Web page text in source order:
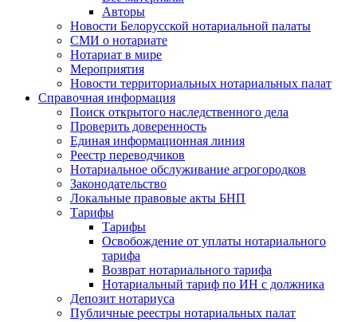
Авторы
Новости Белорусской нотариальной палаты
СМИ о нотариате
Нотариат в мире
Мероприятия
Новости территориальных нотариальных палат
Справочная информация
Поиск открытого наследственного дела
Проверить доверенность
Единая информационная линия
Реестр переводчиков
Нотариальное обслуживание агрогородков
Законодательство
Локальные правовые акты БНП
Тарифы
Тарифы
Освобождение от уплаты нотариального
тарифа
Возврат нотариального тарифа
Нотариальный тариф по ИН с должника
Депозит нотариуса
Публичные реестры нотариальных палат